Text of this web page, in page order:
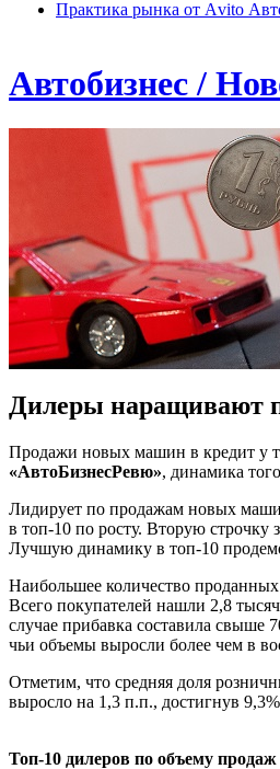
Практика рынка от Аvito
Автобизнес /
Дилеры наращивают
Продажи новых машин в кредит у
«АвтоБизнесРевю», динамика
Лидирует по продажам новых
в топ-10 по росту. Вторую строчку
Лучшую динамику в топ-10
Наибольшее количество
Всего покупателей нашли 2,8
случае прибавка составила свыше
чьи объемы выросли более чем в
Отметим, что средняя доля
выросло на 1,3 п.п., достигнув
Топ-10 дилеров по объему продаж